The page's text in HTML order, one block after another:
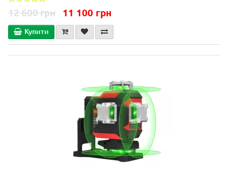
12 600 грн 11 100 грн
Купити